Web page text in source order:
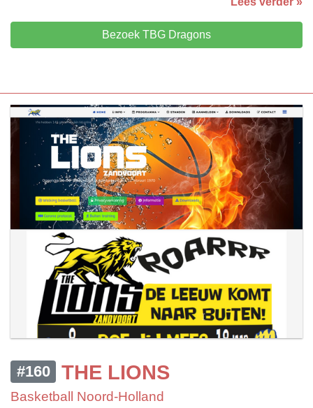
Bezoek TBG Dragons
#160 THE LIONS
Basketball Noord-Holland